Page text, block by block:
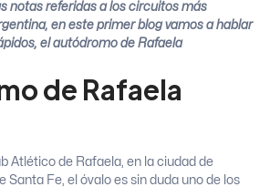
notas referidas a los circuitos más
en este primer blog vamos a hablar
el autódromo de Rafaela
de Rafaela
Atlético de Rafaela, en la ciudad de
Santa Fe, el óvalo es sin duda uno de los